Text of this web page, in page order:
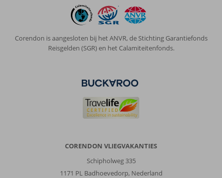
Corendon is aangesloten bij het ANVR, de Stichting Garantiefonds
Reisgelden (SGR) en het Calamiteitenfonds.
CORENDON VLIEGVAKANTIES
Schipholweg 335
1171 PL Badhoevedorp, Nederland